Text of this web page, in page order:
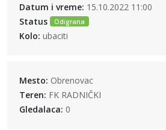
Datum i vreme: 15.10.2022 11:00
Status
Odigrana
Kolo: ubaciti
Mesto: Obrenovac
Teren: FK RADNIČKI
Gledalaca: 0